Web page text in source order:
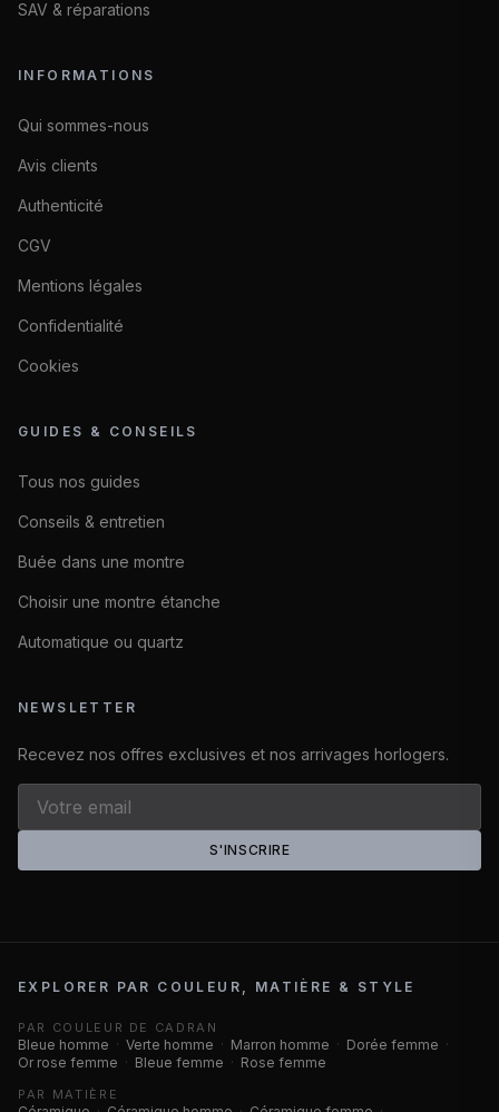
SAV & réparations
INFORMATIONS
Qui sommes-nous
Avis clients
Authenticité
CGV
Mentions légales
Confidentialité
Cookies
GUIDES & CONSEILS
Tous nos guides
Conseils & entretien
Buée dans une montre
Choisir une montre étanche
Automatique ou quartz
NEWSLETTER
Recevez nos offres exclusives et nos arrivages horlogers.
S'INSCRIRE
EXPLORER PAR COULEUR, MATIÈRE & STYLE
PAR COULEUR DE CADRAN
Bleue homme · Verte homme · Marron homme · Dorée femme ·
Or rose femme · Bleue femme · Rose femme
PAR MATIÈRE